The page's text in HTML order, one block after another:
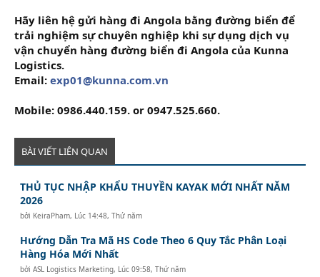
Hãy liên hệ gửi hàng đi Angola bằng đường biển để
trải nghiệm sự chuyên nghiệp khi sự dụng dịch vụ
vận chuyển hàng đường biển đi Angola của Kunna
Logistics.
Email: exp01@kunna.com.vn
Mobile: 0986.440.159. or 0947.525.660.
BÀI VIẾT LIÊN QUAN
THỦ TỤC NHẬP KHẨU THUYỀN KAYAK MỚI NHẤT NĂM
2026
bởi KeiraPham, Lúc 14:48, Thứ năm
Hướng Dẫn Tra Mã HS Code Theo 6 Quy Tắc Phân Loại
Hàng Hóa Mới Nhất
bởiASL Logistics Marketing, Lúc 09:58, Thứ năm